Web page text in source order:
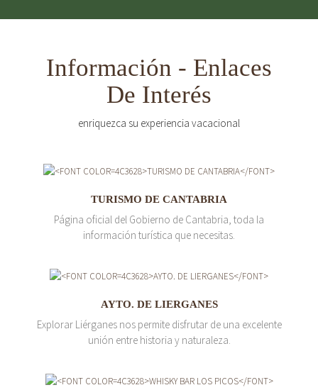
Información - Enlaces
De Interés
enriquezca su experiencia vacacional
TURISMO DE CANTABRIA
Página oficial del Gobierno de Cantabria, toda la
información turística que necesitas.
AYTO. DE LIERGANES
Explorar Liérganes nos permite disfrutar de una excelente
unión entre historia y naturaleza.